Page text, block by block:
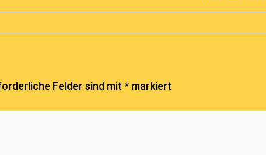
Felder sind mit * markiert